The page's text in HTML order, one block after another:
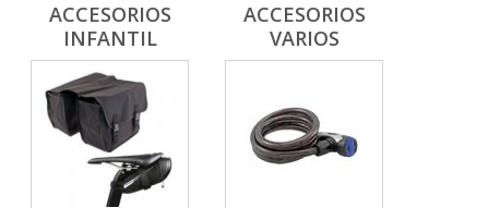
ACCESORIOS
INFANTIL
ACCESORIOS
VARIOS